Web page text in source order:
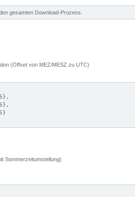
gesamten Download-Prozess.
(Offset von MEZ/MESZ zu UTC)
Sommerzeitumstellung)